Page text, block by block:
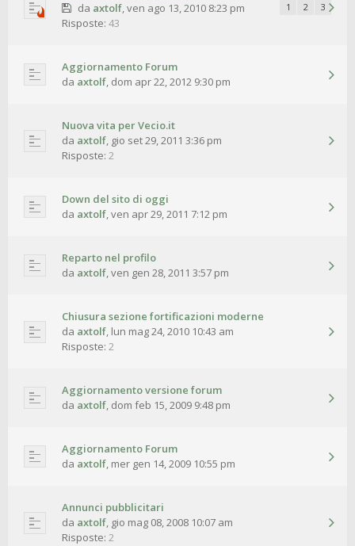
da axtolf,ven ago 13, 2010 8:23 pm 1 2 3
Risposte: 43
Aggiornamento Forum
da axtolf, dom apr 22, 2012 9:30 pm
Nuova vita per Vecio.it
da axtolf, gio set 29, 2011 3:36 pm
Risposte: 2
Down del sito di oggi
da axtolf,ven apr 29, 2011 7:12 pm
Reparto nel profilo
da axtolf,ven gen 28, 2011 3:57 pm
Chiusura sezione fortificazioni moderne
da axtolf, lun mag 24, 2010 10:43 am
Risposte: 2
Aggiornamento versione forum
da axtolf, dom feb 15, 2009 9:48 pm
Aggiornamento Forum
da axtolf, mer gen 14, 2009 10:55 pm
Annunci pubblicitari
da axtolf, gio mag 08, 2008 10:07 am
Risposte: 2